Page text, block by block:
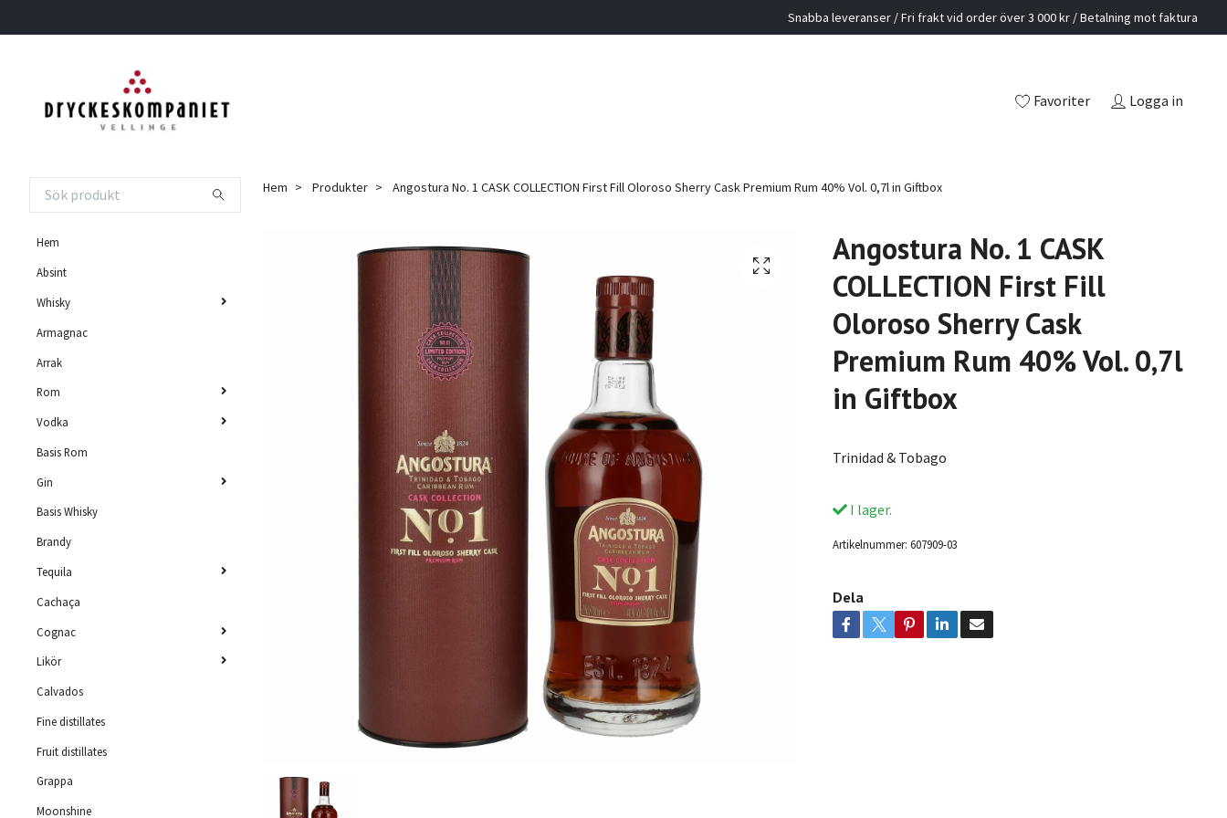
Snabba leveranser / Fri frakt vid order över 3 000 kr / Betalning mot faktura
Favoriter Logga in
Hem
Absint
Whisky
Armagnac
Arrak
Rom
Vodka
Basis Rom
Gin
Basis Whisky
Brandy
Tequila
Cachaça
Cognac
Likör
Calvados
Fine distillates
Fruit distillates
Grappa
Moonshine
Hem Produkter Angostura No. 1 CASK COLLECTION First Fill Oloroso Sherry Cask Premium Rum 40% Vol. 0,7l in Giftbox
Angostura No. 1 CASK
COLLECTION First Fill
Oloroso Sherry Cask
Premium Rum 40% Vol. 0,7l
in Giftbox
Trinidad & Tobago
I lager.
Artikelnummer: 607909-03
Dela